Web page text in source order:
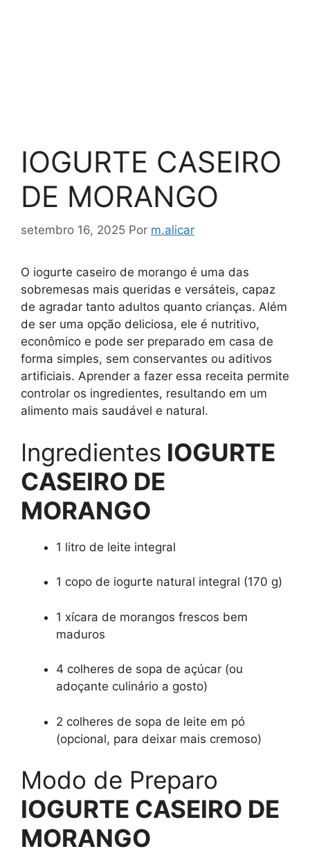
IOGURTE CASEIRO
DE MORANGO
setembro 16, 2025 Por m.alicar
O iogurte caseiro de morango é uma das
sobremesas mais queridas e versáteis, capaz
de agradar tanto adultos quanto crianças. Além
de ser uma opção deliciosa, ele é nutritivo,
econômico e pode ser preparado em casa de
forma simples, sem conservantes ou aditivos
artificiais. Aprender a fazer essa receita permite
controlar os ingredientes, resultando em um
alimento mais saudável e natural.
Ingredientes IOGURTE
CASEIRO DE
MORANGO
1 litro de leite integral
1 copo de iogurte natural integral (170 g)
1 xícara de morangos frescos bem
maduros
4 colheres de sopa de açúcar (ou
adoçante culinário a gosto)
2 colheres de sopa de leite em pó
(opcional, para deixar mais cremoso)
Modo de Preparo
IOGURTE CASEIRO DE
MORANGO